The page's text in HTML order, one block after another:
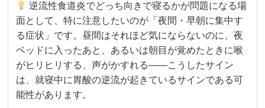
逆流性食道炎でどっち向きで寝るかが問題になる場
面として、特に注意したいのが「夜間・早朝に集中す
る症状」です。昼間はそれほど気にならないのに、夜
ベッドに入ったあと、あるいは朝目が覚めたときに喉
がヒリヒリする、声がかすれる——こうしたサイン
は、就寝中に胃酸の逆流が起きているサインである可
能性があります。